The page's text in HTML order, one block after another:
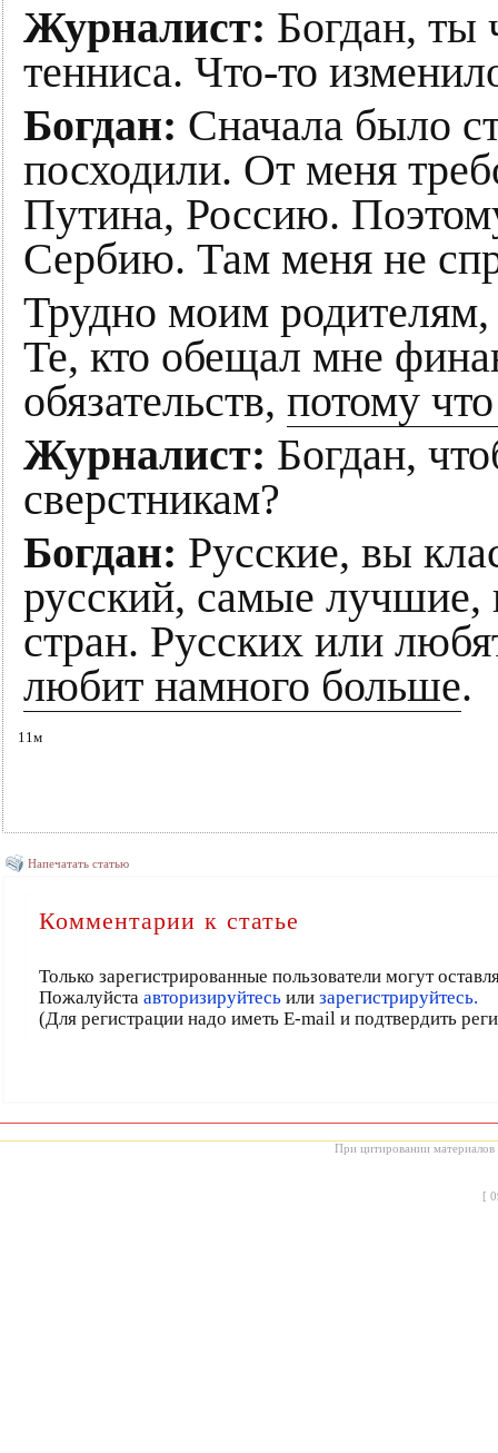
Журналист: Богдан, ты
тенниса. Что-то
Богдан: Сначала было
посходили. От меня
Путина, Россию.
Сербию. Там меня не
Трудно моим
Те, кто обещал мне
обязательств, потому
Журналист: Богдан,
сверстникам?
Богдан: Русские, вы
русский, самые лучшие,
стран. Русских или
любит намного больше.
11м
Напечатать статью
Комментарии к статье
Только зарегистрированные пользователи могут
Пожалуйста авторизируйтесьили зарегистрируйтесь.
(Для регистрации надо иметь E-mail и подтвердить
При цитировании материалов
[